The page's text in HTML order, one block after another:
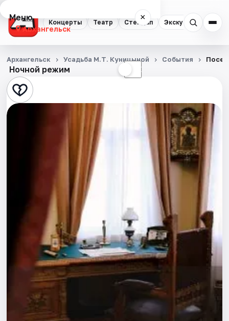
Концерты Театр Стендап Экскурсии
Меню ×
Архангельск
Концерты
Театр
Стендап
Площадки
Артисты
Рейтинги
Ночной режим ☾
Архангельск Усадьба М.Т. Куницыной События